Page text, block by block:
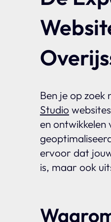
Ben je op zoek
Studio
en ontwikkelen
ervoor dat
is, maar ook